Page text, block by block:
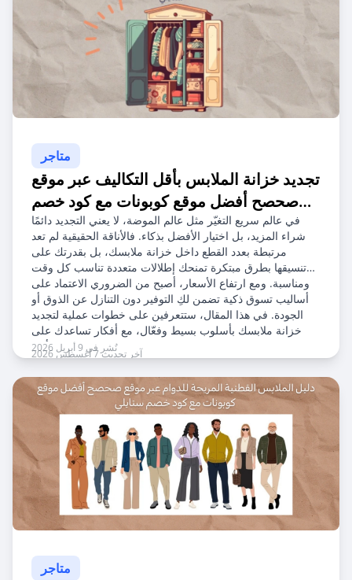
متاجر
تجديد خزانة الملابس بأقل التكاليف عبر موقع
صحصح أفضل موقع كوبونات مع كود خصم
ستايلي
في عالم سريع التغيّر مثل عالم الموضة، لا يعني التجديد دائمًا
شراء المزيد، بل اختيار الأفضل بذكاء. فالأناقة الحقيقية لم تعد
مرتبطة بعدد القطع داخل خزانة ملابسك، بل بقدرتك على
تنسيقها بطرق مبتكرة تمنحك إطلالات متعددة تناسب كل وقت
ومناسبة. ومع ارتفاع الأسعار، أصبح من الضروري الاعتماد على
أساليب تسوق ذكية تضمن لكِ التوفير دون التنازل عن الذوق أو
الجودة. في هذا المقال، ستتعرفين على خطوات عملية لتجديد
خزانة ملابسك بأسلوب بسيط وفعّال، مع أفكار تساعدك على
استغلال كل قطعة لديكِ وتحويلها لعدة إطلالات عصرية بأقل
تكلفة ممكنة.
نُشر في 9 أبريل 2026
آخر تحديث 7 أغسطس 2026
متاجر